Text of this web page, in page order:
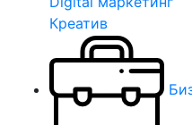
Креатив